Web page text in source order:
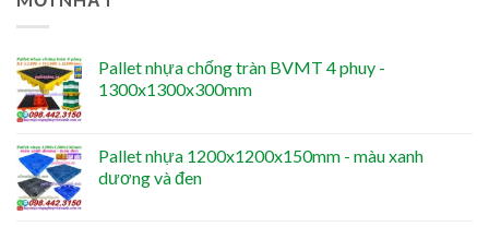
Pallet nhựa chống tràn BVMT 4 phuy -
1300x1300x300mm
Pallet nhựa 1200x1200x150mm - màu xanh
dương và đen